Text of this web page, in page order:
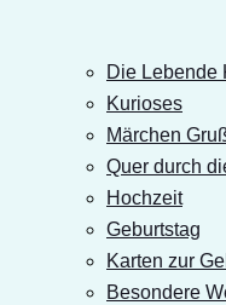
Die Lebende
Kurioses
Märchen
Quer durch
Hochzeit
Geburtstag
Karten zur
Besondere